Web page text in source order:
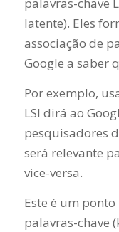
latente). Eles
associação de
Google a saber
Por exemplo,
LSI dirá ao
pesquisadores
será relevante
vice-versa.
Este é um
palavras-chave